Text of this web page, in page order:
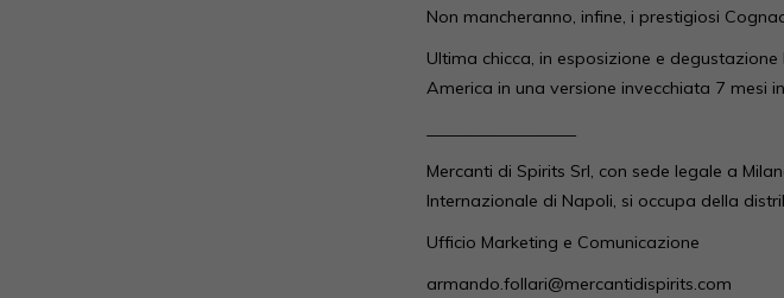
Non mancheranno, infine, i prestigiosi
Ultima chicca, in esposizione e
America in una versione invecchiata 7 mesi
Mercanti di Spirits Srl, con sede legale a
Internazionale di Napoli, si occupa della
Ufficio Marketing e Comunicazione
armando.follari@mercantidispirits.com